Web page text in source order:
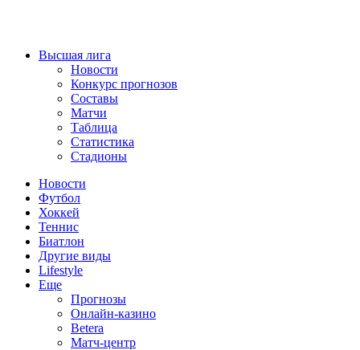
Высшая лига
Новости
Конкурс прогнозов
Составы
Матчи
Таблица
Статистика
Стадионы
Новости
Футбол
Хоккей
Теннис
Биатлон
Другие виды
Lifestyle
Еще
Прогнозы
Онлайн-казино
Betera
Матч-центр